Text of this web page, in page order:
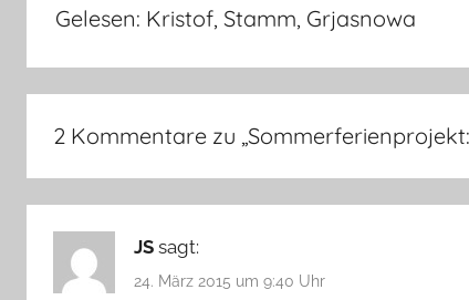
Gelesen: Kristof, Stamm, Grjasnowa
2 Kommentare zu „
JS sagt:
24. März 2015 um 9:40 Uhr